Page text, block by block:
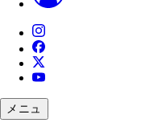
メニュ